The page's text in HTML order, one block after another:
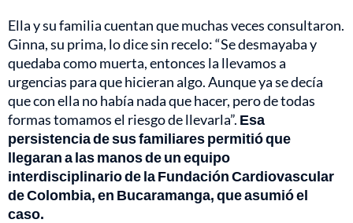
Ella y su familia cuentan que muchas veces consultaron.
Ginna, su prima, lo dice sin recelo: “Se desmayaba y
quedaba como muerta, entonces la llevamos a
urgencias para que hicieran algo. Aunque ya se decía
que con ella no había nada que hacer, pero de todas
formas tomamos el riesgo de llevarla”. Esa
persistencia de sus familiares permitió que
llegaran a las manos de un equipo
interdisciplinario de la Fundación Cardiovascular
de Colombia, en Bucaramanga, que asumió el
caso.